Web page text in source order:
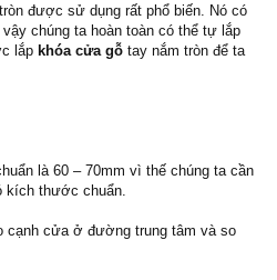
được sử dụng rất phổ biến. Nó có
chúng ta hoàn toàn có thể tự lắp
lắp khóa cửa gỗ tay nắm tròn để ta
là 60 – 70mm vì thế chúng ta cần
kích thước chuẩn.
cạnh cửa ở đường trung tâm và so